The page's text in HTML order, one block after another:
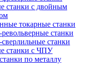
станки с двойным
токарные станки
станки
станки
станки с ЧПУ
по металлу